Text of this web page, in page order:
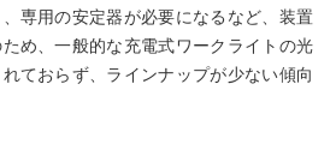
専用の安定器が必要になるなど、装置
め、一般的な充電式ワークライトの光
ておらず、ラインナップが少ない傾向